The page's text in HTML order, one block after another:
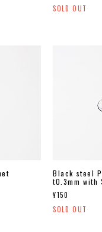
SOLD OUT
Black steel
t0.3mm with
¥150
SOLD OUT